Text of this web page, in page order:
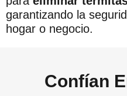
garantizando la
hogar o negocio.
Confían